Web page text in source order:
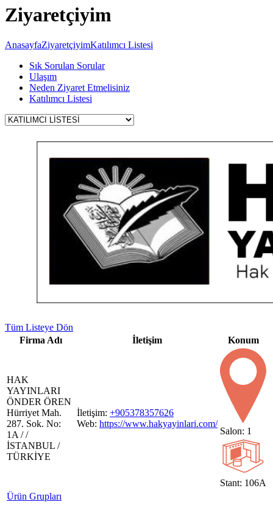
Ziyaretçiyim
AnasayfaZiyaretçiyimKatılımcı Listesi
Sık Sorulan Sorular
Ulaşım
Neden Ziyaret Etmelisiniz
Katılımcı Listesi
Tüm Listeye Dön
Firma Adı
İletişim Konum
HAK
YAYINLARI
ÖNDER ÖREN
Hürriyet Mah.
287. Sok. No:
1A / /
İSTANBUL /
TÜRKİYE
İletişim: +905378357626
Web: https://www.hakyayinlari.com/
Salon: 1
Stant: 106A
Ürün Grupları